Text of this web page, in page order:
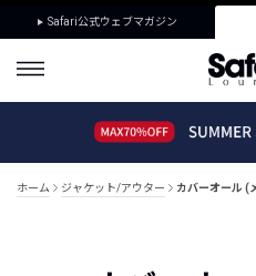
Safari公式ウェブマガジン
ホーム ジャケット/アウター カバーオール (